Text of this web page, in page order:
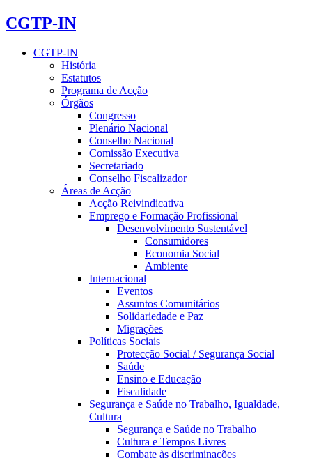
CGTP-IN
CGTP-IN
História
Estatutos
Programa de Acção
Órgãos
Congresso
Plenário Nacional
Conselho Nacional
Comissão Executiva
Secretariado
Conselho Fiscalizador
Áreas de Acção
Acção Reivindicativa
Emprego e Formação Profissional
Desenvolvimento Sustentável
Consumidores
Economia Social
Ambiente
Internacional
Eventos
Assuntos Comunitários
Solidariedade e Paz
Migrações
Políticas Sociais
Protecção Social / Segurança Social
Saúde
Ensino e Educação
Fiscalidade
Segurança e Saúde no Trabalho, Igualdade,
Cultura
Segurança e Saúde no Trabalho
Cultura e Tempos Livres
Combate às discriminações